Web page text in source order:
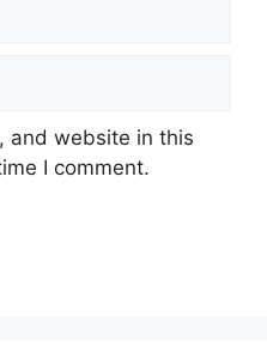
and website in this
I comment.